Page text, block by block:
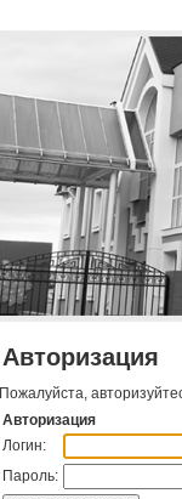
Авторизация
Пожалуйста,
Авторизация
Логин:
Пароль: